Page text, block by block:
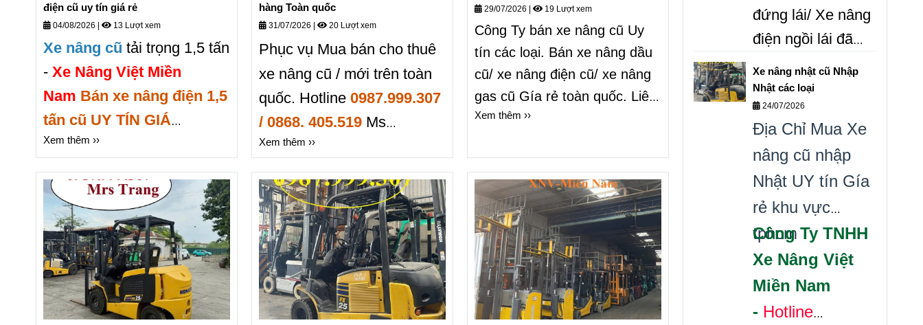
điện cũ uy tín giá rẻ
04/08/2026 | 13 Lượt xem
Xe nâng cũ tải trọng 1,5 tấn
- Xe Nâng Việt Miền
Nam Bán xe nâng điện 1,5
tấn cũ UY TÍN GIÁ
RẺ.dịch vụ cho thuê xe
nâng và sửa chữa xe nâng
chuyên nghiệp trên Toàn
quốc
Xem thêm ››
hàng Toàn quốc
31/07/2026 | 20 Lượt xem
Phục vụ Mua bán cho thuê
xe nâng cũ / mới trên toàn
quốc. Hotline 0987.999.307
/ 0868. 405.519 Ms
Trang. Mua bán kinh doanh
xe nâng hàng các loại UY
tín giá tốt .
Xem thêm ››
29/07/2026 | 19 Lượt xem
Công Ty bán xe nâng cũ Uy
tín các loại. Bán xe nâng dầu
cũ/ xe nâng điện cũ/ xe nâng
gas cũ Gía rẻ toàn quốc. Liên
hệ 0987999307 Ms Trang.
Xem thêm ››
đứng lái/ Xe nâng
điện ngồi lái đã
qua sử dụng.
0987.999.307
xe nâng điện đã
qua sử dụng các
loại Nhập Nhật
Gía tốt.
Xe nâng nhật cũ Nhập
Nhật các loại
24/07/2026
Địa Chỉ Mua Xe
nâng cũ nhập
Nhật UY tín Gía
rẻ khu vực
tphcm
Công Ty TNHH
Xe Nâng Việt
Miền Nam
- Hotline